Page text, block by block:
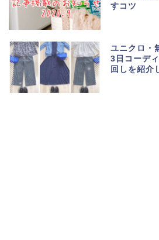
すコツ
ユニクロ・
3日コーデ
回しを紹介